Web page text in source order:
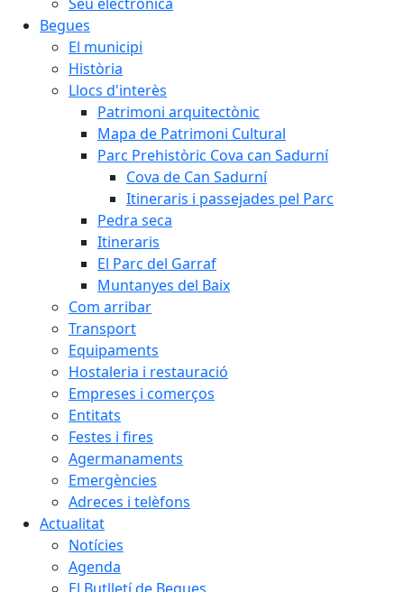
Begues
El municipi
Història
Llocs d'interès
Patrimoni arquitectònic
Mapa de Patrimoni Cultural
Parc Prehistòric Cova can Sadurní
Cova de Can Sadurní
Itineraris i passejades pel Parc
Pedra seca
Itineraris
El Parc del Garraf
Muntanyes del Baix
Com arribar
Transport
Equipaments
Hostaleria i restauració
Empreses i comerços
Entitats
Festes i fires
Agermanaments
Emergències
Adreces i telèfons
Actualitat
Notícies
Agenda